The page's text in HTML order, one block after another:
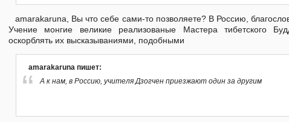
amarakaruna, Вы что себе сами-то позволяете? В Россию,
Учение монгие великие реализованые Мастера тибетского
оскорблять их высказываниями, подобными
amarakaruna пишет:
А к нам, в Россию, учителя Дзогчен приезжают один за другим